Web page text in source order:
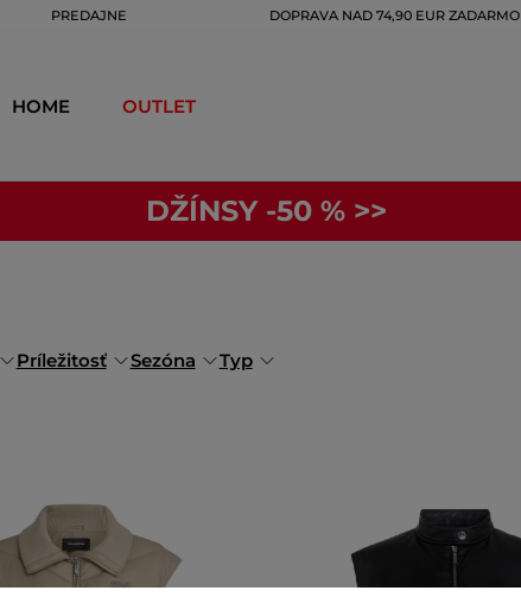
PREDAJNE DOPRAVA NAD 74,90 EUR ZADARMO
HOME OUTLET
DŽÍNSY -50 % >>
Príležitosť Sezóna Typ